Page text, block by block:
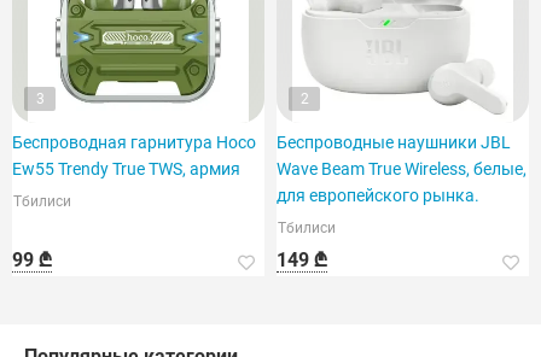
3
Беспроводная гарнитура Hoco
Ew55 Trendy True TWS, армия
Тбилиси
99 ₾
2
Беспроводные наушники JBL
Wave Beam True Wireless, белые,
для европейского рынка.
Тбилиси
149 ₾